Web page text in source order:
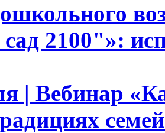
2100"»:
| Вебинар